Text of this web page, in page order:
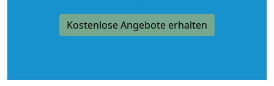
Kostenlose Angebote erhalten